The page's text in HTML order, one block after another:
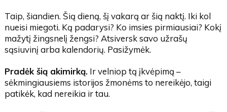
Taip, šiandien. Šią dieną, šį vakarą ar šią naktį. Iki kol
nueisi miegoti. Ką padarysi? Ko imsies pirmiausiai? Kokį
mažytį žingsnelį žengsi? Atsiversk savo užrašų
sąsiuvinį arba kalendorių. Pasižymėk.
Pradėk šią akimirką. Ir velniop tą įkvėpimą –
sėkmingiausiems istorijos žmonėms to nereikėjo, taigi
patikėk, kad nereikia ir tau.